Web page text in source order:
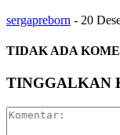
sergapreborn - 20
TIDAK ADA
TINGGALKAN